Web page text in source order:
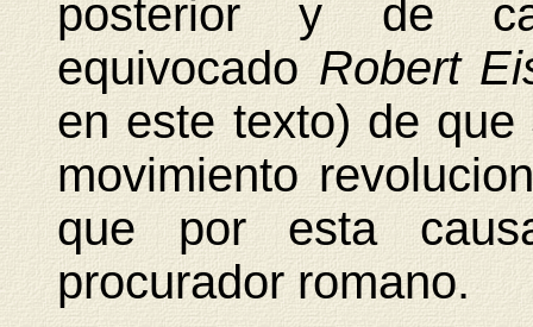
posterior y de
equivocadoRobert
en este texto) de
movimiento
que por esta
procurador romano.